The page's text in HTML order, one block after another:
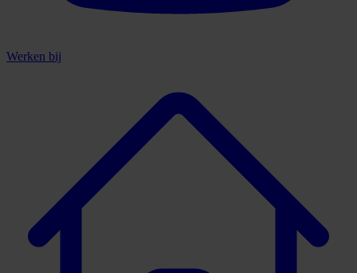
Werken bij